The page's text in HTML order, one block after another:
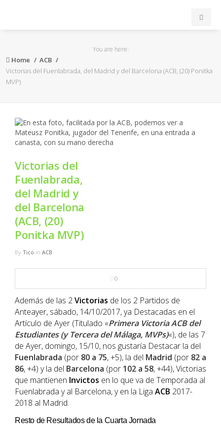
ACB
FEB
FIBA
FORMACIÓN
NBA
MULTIMEDIA
You are here:
Home
ACB
Victorias del Fuenlabrada, del Madrid y del Barcelona (ACB, (20) Ponitka
MVP)
Victorias del
Fuenlabrada,
del Madrid y
del Barcelona
(ACB, (20)
Ponitka MVP)
By Tico in ACB
0
Además de las 2Victorias de los 2 Partidos de
Anteayer, sábado, 14/10/2017, ya Destacadas en el
Artículo de Ayer (Titulado «Primera Victoria ACB del
Estudiantes (y Tercera del Málaga, MVPs)«), de las 7
de Ayer, domingo, 15/10, nos gustaría Destacar la del
Fuenlabrada (por 80 a 75, +5), la del Madrid (por 82 a
86, +4) y la del Barcelona (por 102 a 58, +44), Victorias
que mantienen Invictos en lo que va de Temporada al
Fuenlabrada y al Barcelona, y en la Liga ACB 2017-
2018 al Madrid.
Resto de Resultados de la Cuarta Jornada